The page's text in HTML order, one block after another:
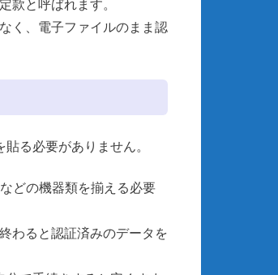
款と呼ばれます。
く、電子ファイルのまま認
る必要がありません。
どの機器類を揃える必要
わると認証済みのデータを